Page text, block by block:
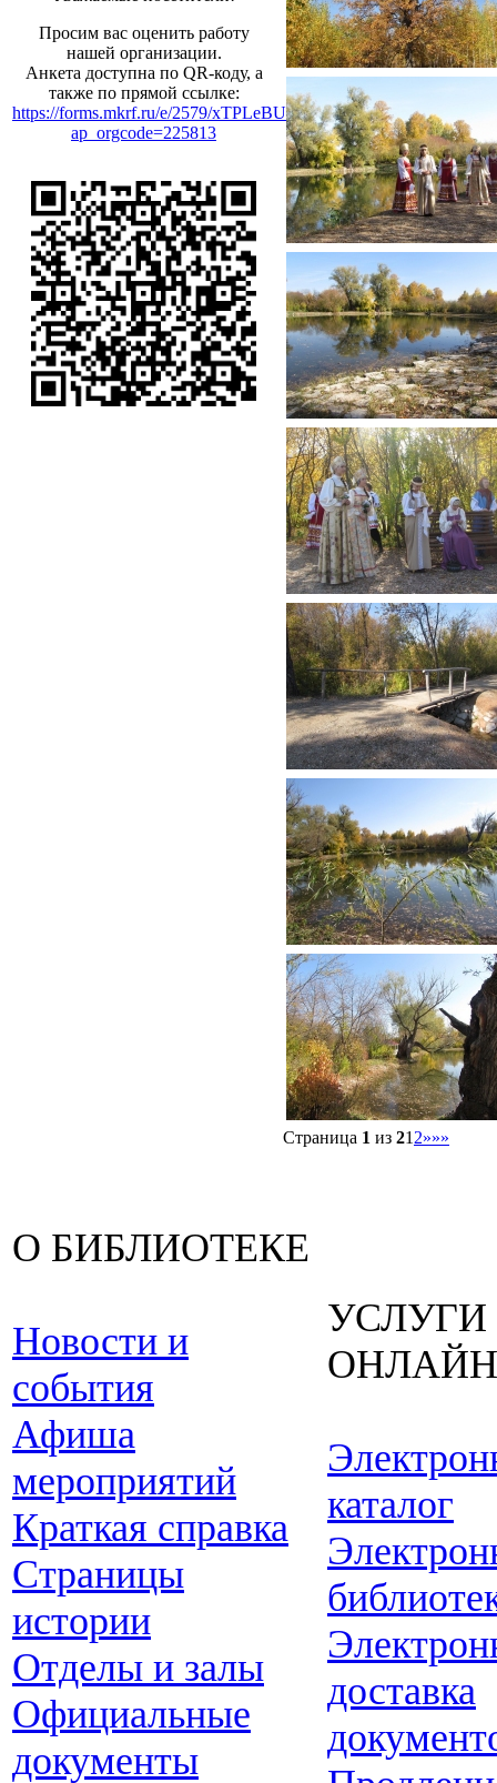
Просим вас оценить работу
нашей организации.
Анкета доступна по QR-коду, а
также по прямой ссылке:
https://forms.mkrf.ru/e/2579/xTPLeBU7/?
ap_orgcode=225813
Страница 1 из 21 2»»»
О БИБЛИОТЕКЕ
Новости и
события
Афиша
мероприятий
Краткая справка
Страницы
истории
Отделы и залы
Официальные
документы
УСЛУГИ
ОНЛАЙН
каталог
доставка